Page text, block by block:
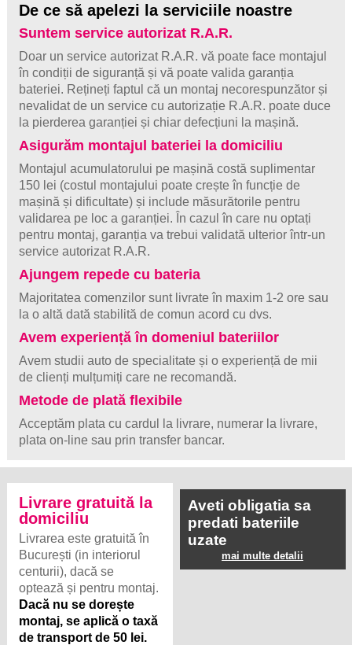
De ce să apelezi la serviciile noastre
Suntem service autorizat R.A.R.
Doar un service autorizat R.A.R. vă poate face montajul
în condiții de siguranță și vă poate valida garanția
bateriei. Rețineți faptul că un montaj necorespunzător și
nevalidat de un service cu autorizație R.A.R. poate duce
la pierderea garanției și chiar defecțiuni la mașină.
Asigurăm montajul bateriei la domiciliu
Montajul acumulatorului pe mașină costă suplimentar
150 lei (costul montajului poate crește în funcție de
mașină și dificultate) și include măsurătorile pentru
validarea pe loc a garanției. În cazul în care nu optați
pentru montaj, garanția va trebui validată ulterior într-un
service autorizat R.A.R.
Ajungem repede cu bateria
Majoritatea comenzilor sunt livrate în maxim 1-2 ore sau
la o altă dată stabilită de comun acord cu dvs.
Avem experiență în domeniul bateriilor
Avem studii auto de specialitate și o experiență de mii
de clienți mulțumiți care ne recomandă.
Metode de plată flexibile
Acceptăm plata cu cardul la livrare, numerar la livrare,
plata on-line sau prin transfer bancar.
Livrare gratuită la
domiciliu
Livrarea este gratuită în
București (in interiorul
centurii), dacă se
optează și pentru montaj.
Dacă nu se dorește
montaj, se aplică o taxă
de transport de 50 lei.
Aveti obligatia sa
predati bateriile
uzate
mai multe detalii